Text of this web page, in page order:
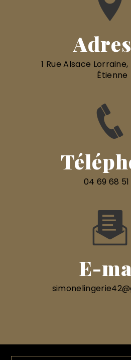
1 Rue Alsace
Étienne
04 69 68 51
E-